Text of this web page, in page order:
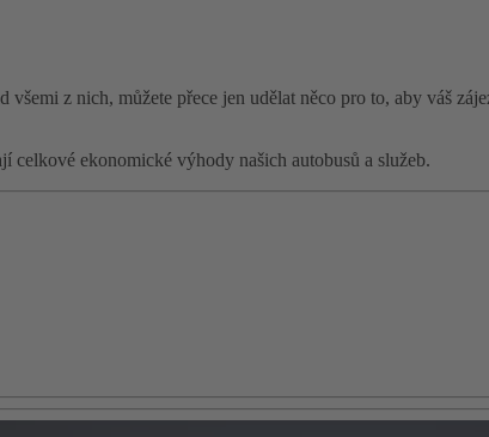
z nich, můžete přece jen udělat něco pro to, aby váš
celkové ekonomické výhody našich autobusů a služeb.